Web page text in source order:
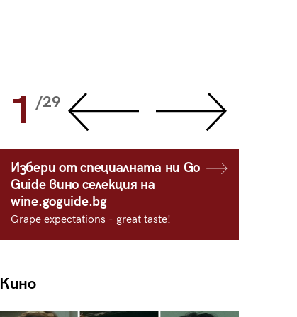
1 /29
Избери от специалната ни Go
Guide вино селекция на
wine.goguide.bg
Grape expectations - great taste!
Кино